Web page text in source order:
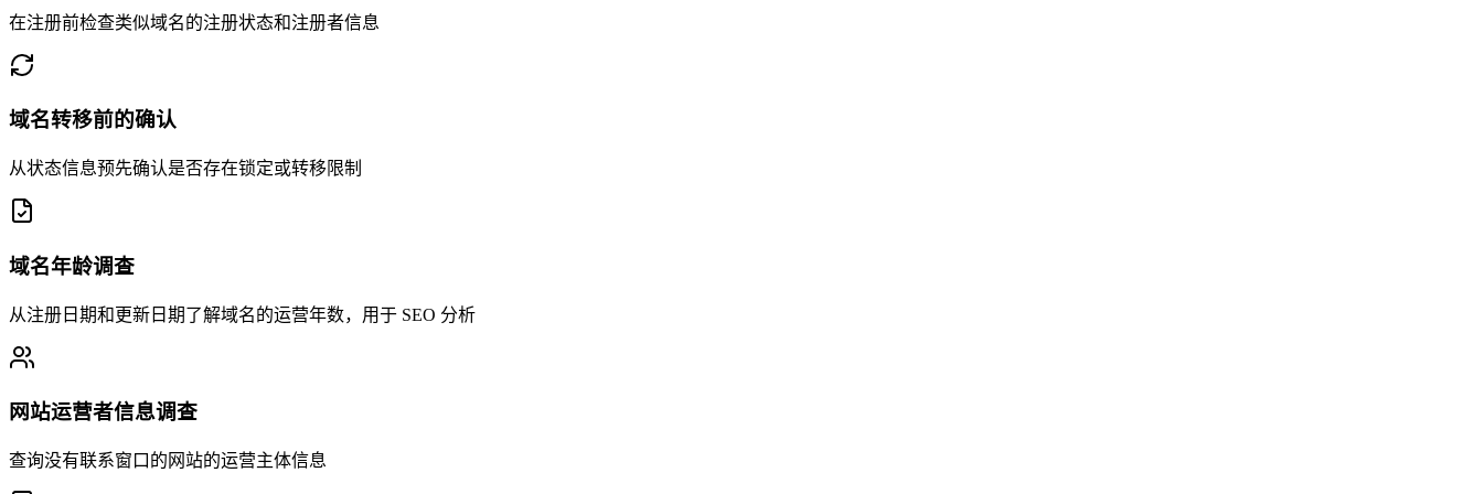
在注册前检查类似域名的注册状态和注册者信息
域名转移前的确认
从状态信息预先确认是否存在锁定或转移限制
域名年龄调查
从注册日期和更新日期了解域名的运营年数，用于 SEO 分析
网站运营者信息调查
查询没有联系窗口的网站的运营主体信息